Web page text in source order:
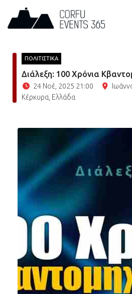
ΠΟΛΙΤΙΣΤΙΚΑ
Διάλεξη: 100 Χρόνια
24 Νοέ, 2025 21:00
Κέρκυρα, Ελλάδα